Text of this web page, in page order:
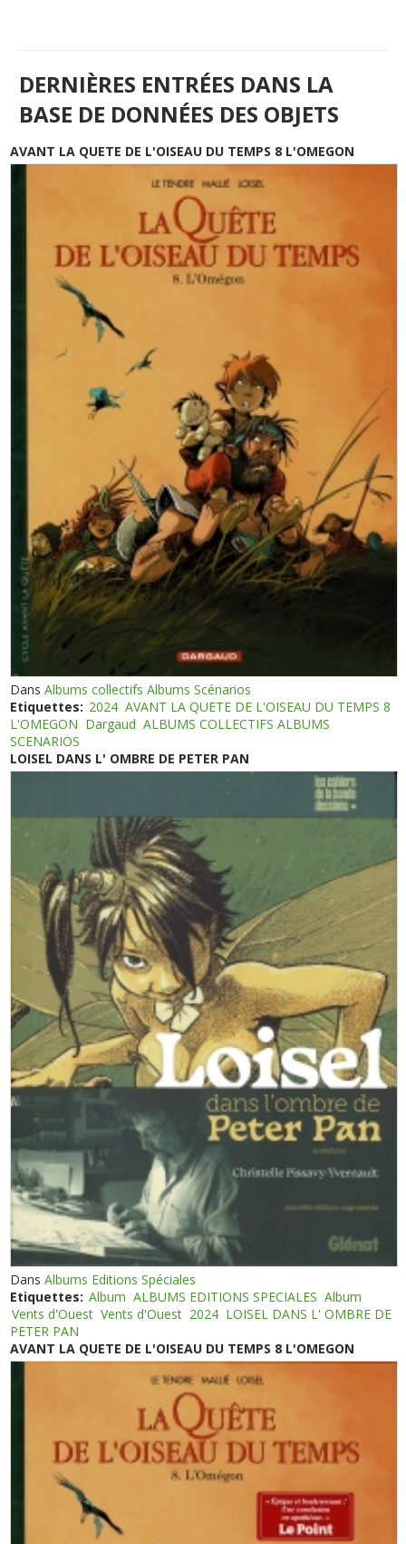
DERNIÈRES ENTRÉES DANS LA
BASE DE DONNÉES DES OBJETS
AVANT LA QUETE DE L'OISEAU DU TEMPS 8 L'OMEGON
DansAlbums collectifs Albums Scénarios
Etiquettes: 2024 AVANT LA QUETE DE L'OISEAU DU TEMPS 8
L'OMEGON Dargaud ALBUMS COLLECTIFS ALBUMS
SCENARIOS
LOISEL DANS L' OMBRE DE PETER PAN
DansAlbums Editions Spéciales
Etiquettes: Album ALBUMS EDITIONS SPECIALES Album
Vents d'Ouest Vents d'Ouest 2024 LOISEL DANS L' OMBRE DE
PETER PAN
AVANT LA QUETE DE L'OISEAU DU TEMPS 8 L'OMEGON